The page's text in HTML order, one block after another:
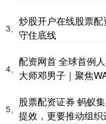
3、
炒股开户在线股票
守住底线
4、
配资网首 全球首例
大师邓男子｜聚焦
5、
股票配资证券 蚂蚁
提效，更要推动组